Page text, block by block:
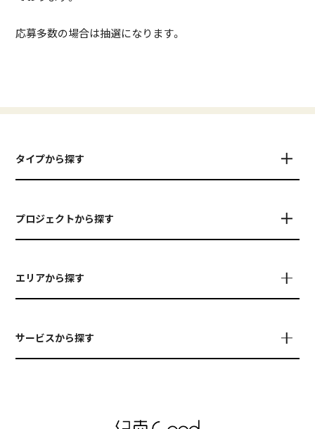
応募多数の場合は抽選になります。
タイプから探す
プロジェクトから探す
エリアから探す
サービスから探す